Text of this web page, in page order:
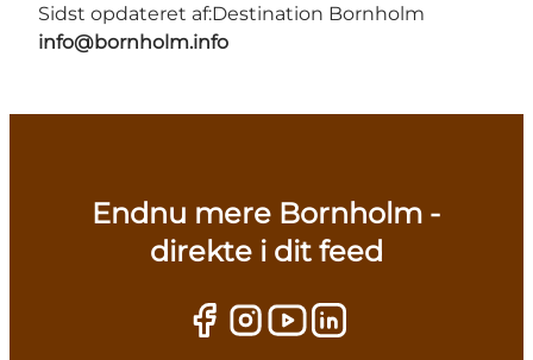
Sidst opdateret af:Destination Bornholm
info@bornholm.info
Endnu mere Bornholm -
direkte i dit feed